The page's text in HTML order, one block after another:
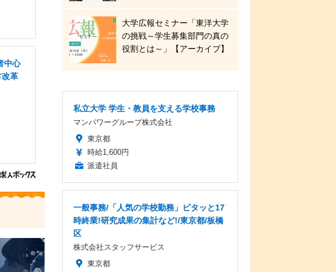
中心
改革
大学広報セミナー「東洋大学
の挑戦～学生募集部門の真の
役割とは～」【アーカイブ】
私立大学 学生・教員を支える学校事務
マンパワーグループ株式会社
東京都
時給1,600円
派遣社員
一般事務/「人気の学校勤務」ピタッと17
時終業!研究成果の集計など!/東京都/板橋
区
株式会社スタッフサービス
東京都